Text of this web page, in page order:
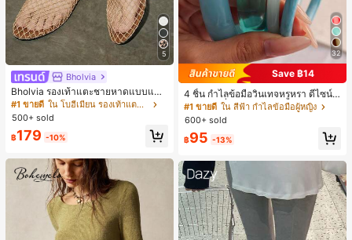
5
Bholvia
Bholvia รองเท้าแตะชายหาดแบบแบน
สบาย ๆ ลายฉลุมาใหม่สำหรับผู้หญิง
#1 ขายดี
ใน โบฮีเมียน รองเท้าแตะผู้หญิง
500+ sold
฿179 -10%
32
Save ฿14
4 ชิ้น กำไลข้อมือวินเทจหรูหรา ดีไซน์มิ
นิมอลแฟชั่น เหมาะสำหรับใส่ในชีวิตปร
ะจำวัน อะคริลิก เหมาะสำหรับใส่ในชีวิ
ตประจำวันและงานปาร์ตี้ ของขวัญสำห
รับผู้หญิง
#1 ขายดี ใน สีฟ้า กำไลข้อมือผู้หญิง
600+ sold
฿95 -13%